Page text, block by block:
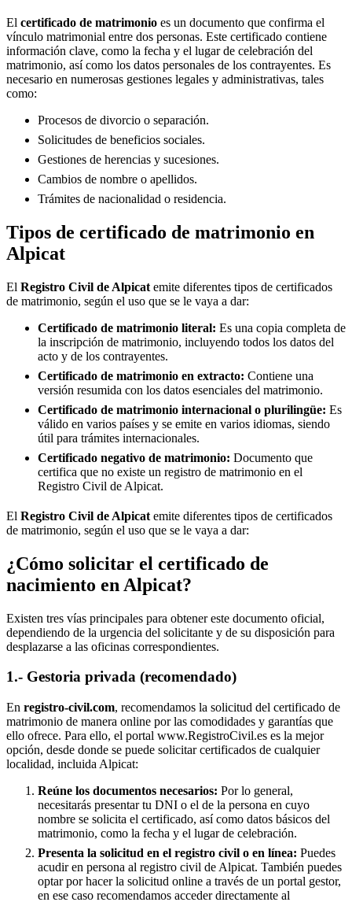
El certificado de matrimonio es un documento que confirma el
vínculo matrimonial entre dos personas. Este certificado contiene
información clave, como la fecha y el lugar de celebración del
matrimonio, así como los datos personales de los contrayentes. Es
necesario en numerosas gestiones legales y administrativas, tales
como:
Procesos de divorcio o separación.
Solicitudes de beneficios sociales.
Gestiones de herencias y sucesiones.
Cambios de nombre o apellidos.
Trámites de nacionalidad o residencia.
Tipos de certificado de matrimonio en
Alpicat
El Registro Civil de Alpicat emite diferentes tipos de certificados
de matrimonio, según el uso que se le vaya a dar:
Certificado de matrimonio literal: Es una copia completa de
la inscripción de matrimonio, incluyendo todos los datos del
acto y de los contrayentes.
Certificado de matrimonio en extracto: Contiene una
versión resumida con los datos esenciales del matrimonio.
Certificado de matrimonio internacional o plurilingüe: Es
válido en varios países y se emite en varios idiomas, siendo
útil para trámites internacionales.
Certificado negativo de matrimonio: Documento que
certifica que no existe un registro de matrimonio en el
Registro Civil de Alpicat.
El Registro Civil de Alpicat emite diferentes tipos de certificados
de matrimonio, según el uso que se le vaya a dar:
¿Cómo solicitar el certificado de
nacimiento en Alpicat?
Existen tres vías principales para obtener este documento oficial,
dependiendo de la urgencia del solicitante y de su disposición para
desplazarse a las oficinas correspondientes.
1.- Gestoria privada (recomendado)
En registro-civil.com, recomendamos la solicitud del certificado de
matrimonio de manera online por las comodidades y garantías que
ello ofrece. Para ello, el portal www.RegistroCivil.es es la mejor
opción, desde donde se puede solicitar certificados de cualquier
localidad, incluida Alpicat:
Reúne los documentos necesarios: Por lo general,
necesitarás presentar tu DNI o el de la persona en cuyo
nombre se solicita el certificado, así como datos básicos del
matrimonio, como la fecha y el lugar de celebración.
Presenta la solicitud en el registro civil o en línea: Puedes
acudir en persona al registro civil de Alpicat. También puedes
optar por hacer la solicitud online a través de un portal gestor,
en ese caso recomendamos acceder directamente al